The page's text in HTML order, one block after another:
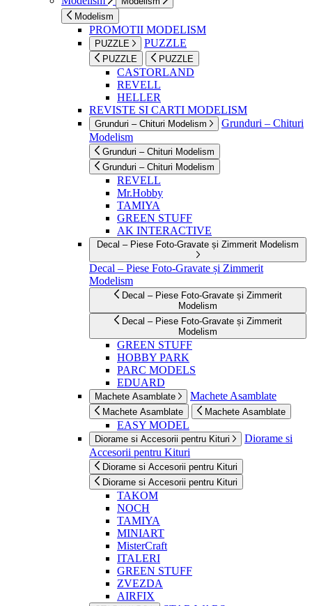
Modelism
PROMOTII MODELISM
PUZZLE PUZZLE
PUZZLE PUZZLE
CASTORLAND
REVELL
HELLER
REVISTE SI CARTI MODELISM
Grunduri – Chituri Modelism
Grunduri – Chituri
Modelism
Grunduri – Chituri Modelism
Grunduri – Chituri Modelism
REVELL
Mr.Hobby
TAMIYA
GREEN STUFF
AK INTERACTIVE
Decal – Piese Foto-Gravate și Zimmerit Modelism
Decal – Piese Foto-Gravate și Zimmerit
Modelism
Decal – Piese Foto-Gravate și Zimmerit
Modelism
Decal – Piese Foto-Gravate și Zimmerit
Modelism
GREEN STUFF
HOBBY PARK
PARC MODELS
EDUARD
Machete Asamblate Machete Asamblate
Machete Asamblate Machete Asamblate
EASY MODEL
Diorame si Accesorii pentru Kituri
Diorame si
Accesorii pentru Kituri
Diorame si Accesorii pentru Kituri
Diorame si Accesorii pentru Kituri
TAKOM
NOCH
TAMIYA
MINIART
MisterCraft
ITALERI
GREEN STUFF
ZVEZDA
AIRFIX